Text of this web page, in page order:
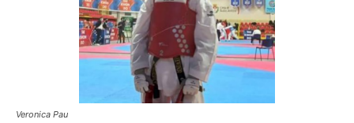
Veronica Pau